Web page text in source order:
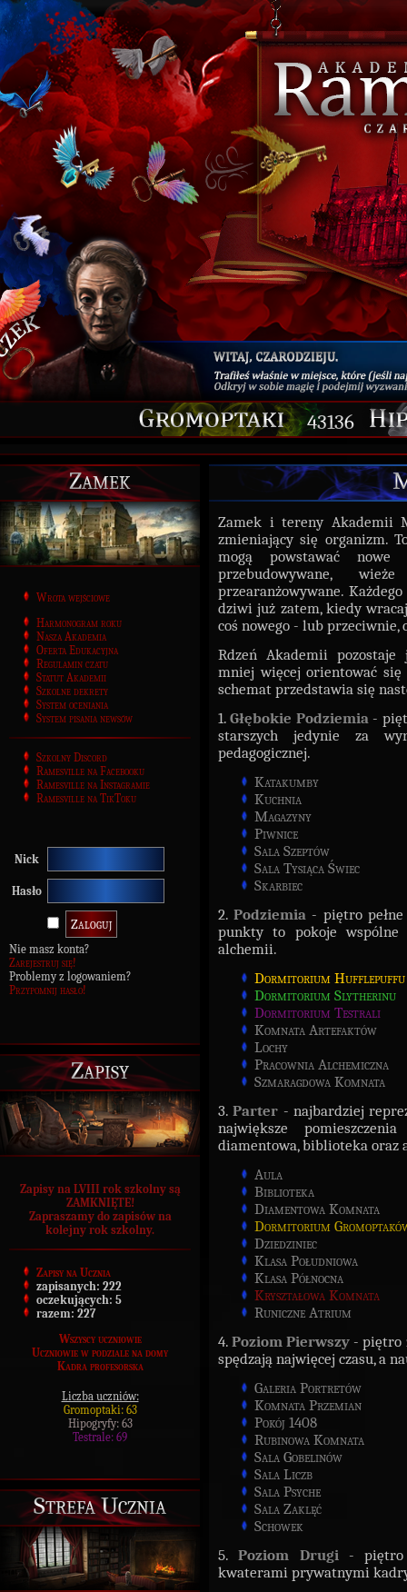
43136
Zamek
Wrota wejściowe
Harmonogram roku
Nasza Akademia
Oferta Edukacyjna
Regulamin czatu
Statut Akademii
Szkolne dekrety
System oceniania
System pisania newsów
Szkolny Discord
Ramesville na Facebooku
Ramesville na Instagramie
Ramesville na TikToku
Nick
Hasło
Nie masz konta?
Zarejestruj się!
Problemy z logowaniem?
Przypomnij hasło!
Zapisy
Zapisy na LVIII rok szkolny są
ZAMKNIĘTE!
Zapraszamy do zapisów na
kolejny rok szkolny.
Zapisy na Ucznia
zapisanych: 222
oczekujących: 5
razem: 227
Wszyscy uczniowie
Uczniowie w podziale na domy
Kadra profesorska
Liczba uczniów:
Gromoptaki: 63
Hipogryfy: 63
Testrale: 69
Strefa Ucznia
Zamek i tereny Akademii
zmieniający się organizm.
mogą powstawać
przebudowywane,
przearanżowywane.
dziwi już zatem, kiedy
coś nowego - lub przeciwnie,
Rdzeń Akademii
mniej więcej orientować się
schemat przedstawia się
1.Głębokie Podziemia-
starszych jedynie za
pedagogicznej.
Katakumby
Kuchnia
Magazyny
Piwnice
Sala Szeptów
Sala Tysiąca Świec
Skarbiec
2.Podziemia - piętro pełne
punkty to pokoje
alchemii.
Dormitorium Hufflepuffu
Dormitorium Slytherinu
Dormitorium Testrali
Komnata Artefaktów
Lochy
Pracownia Alchemiczna
Szmaragdowa Komnata
3.Parter - najbardziej
największe
diamentowa, biblioteka oraz
Aula
Biblioteka
Diamentowa Komnata
Dormitorium
Dziedziniec
Klasa Południowa
Klasa Północna
Kryształowa Komnata
Runiczne Atrium
4.Poziom Pierwszy - piętro
spędzają najwięcej czasu, a
Galeria Portretów
Komnata Przemian
Pokój 1408
Rubinowa Komnata
Sala Gobelinów
Sala Liczb
Sala Psyche
Sala Zaklęć
Schowek
5.Poziom Drugi- piętro
kwaterami prywatnymi